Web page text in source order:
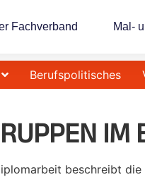
Fachverband Mal-
Berufspolitisches
IM
beschreibt